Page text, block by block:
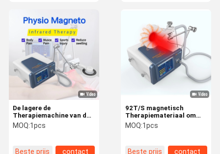
Producten Fabrieksreis
92T/S magnetisch
Therapiemateriaal om
Plantar Fasciitis Te
behandelen
MOQ:1pcs
Beste prijs contact
De lagere de
Therapiemachine van de
Laser Infrarode
Fysiomagneetontsteking
MOQ:1pcs
Beste prijs contact